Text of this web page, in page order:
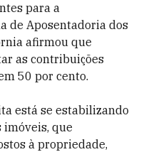
para a
de Aposentadoria dos
afirmou que
as contribuições
50 por cento.
está se estabilizando
imóveis, que
à propriedade,